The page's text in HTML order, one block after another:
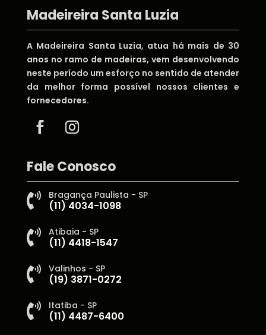
Madeireira Santa Luzia
A Madeireira Santa Luzia, atua há mais de 30
anos no ramo de madeiras, vem desenvolvendo
neste período um esforço no sentido de atender
da melhor forma possível nossos clientes e
fornecedores.
Fale Conosco
 Bragança Paulista - SP
(11) 4034-1098
 Atibaia - SP
(11) 4418-1547
 Valinhos - SP
(19) 3871-0272
 Itatiba - SP
(11) 4487-6400